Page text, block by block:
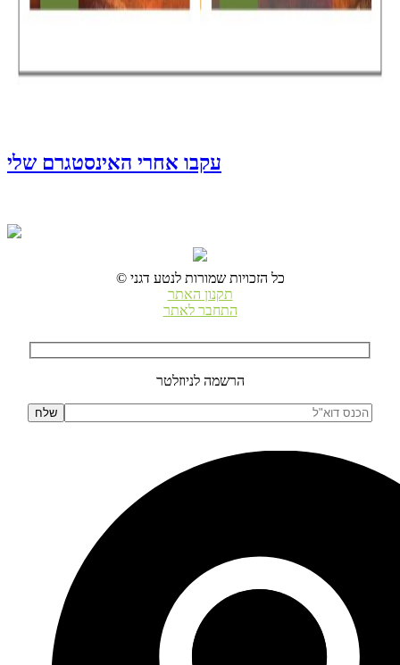
עקבו אחרי האינסטגרם שלי
© כל הזכויות שמורות לנטע דגני
תקנון האתר
התחבר לאתר
הרשמה לניוזלטר